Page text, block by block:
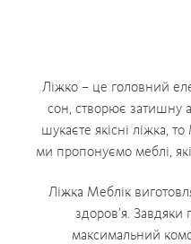
Ліжко – це головний
сон, створює затишну
шукаєте якісні ліжка, то
ми пропонуємо меблі,
Ліжка Меблік
здоров’я. Завдяки
максимальний